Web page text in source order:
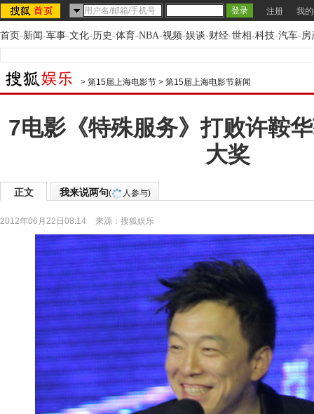
注册 我
首页-新闻-军事-文化-历史-体育-NBA-视频-娱谈-财经-世相-科技-汽车-房
> 第15届上海电影节 > 第15届上海电影节新闻
7电影《特殊服务》打败许鞍
大奖
正文 我来说两句( 人参与)
2012年06月22日08:14 来源： 搜狐娱乐